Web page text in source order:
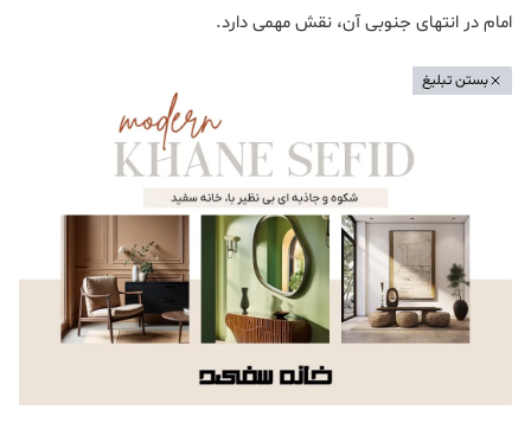
امام در انتهای جنوبی آن، نقش مهمی دارد.
بستن تبلیغ